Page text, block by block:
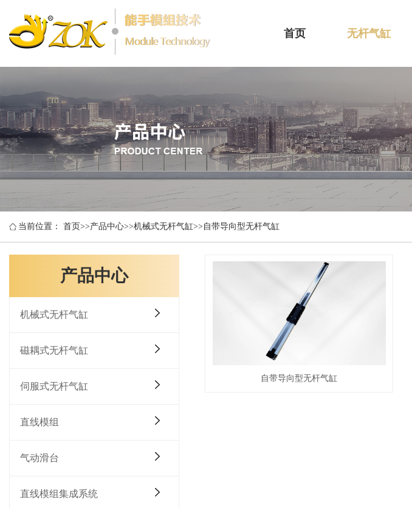
首页 无杆气缸
当前位置： 首页>>产品中心>>机械式无杆气缸>> 自带导向型无杆气缸
产品中心
机械式无杆气缸
磁耦式无杆气缸
伺服式无杆气缸
直线模组
气动滑台
直线模组集成系统
自带导向型无杆气缸